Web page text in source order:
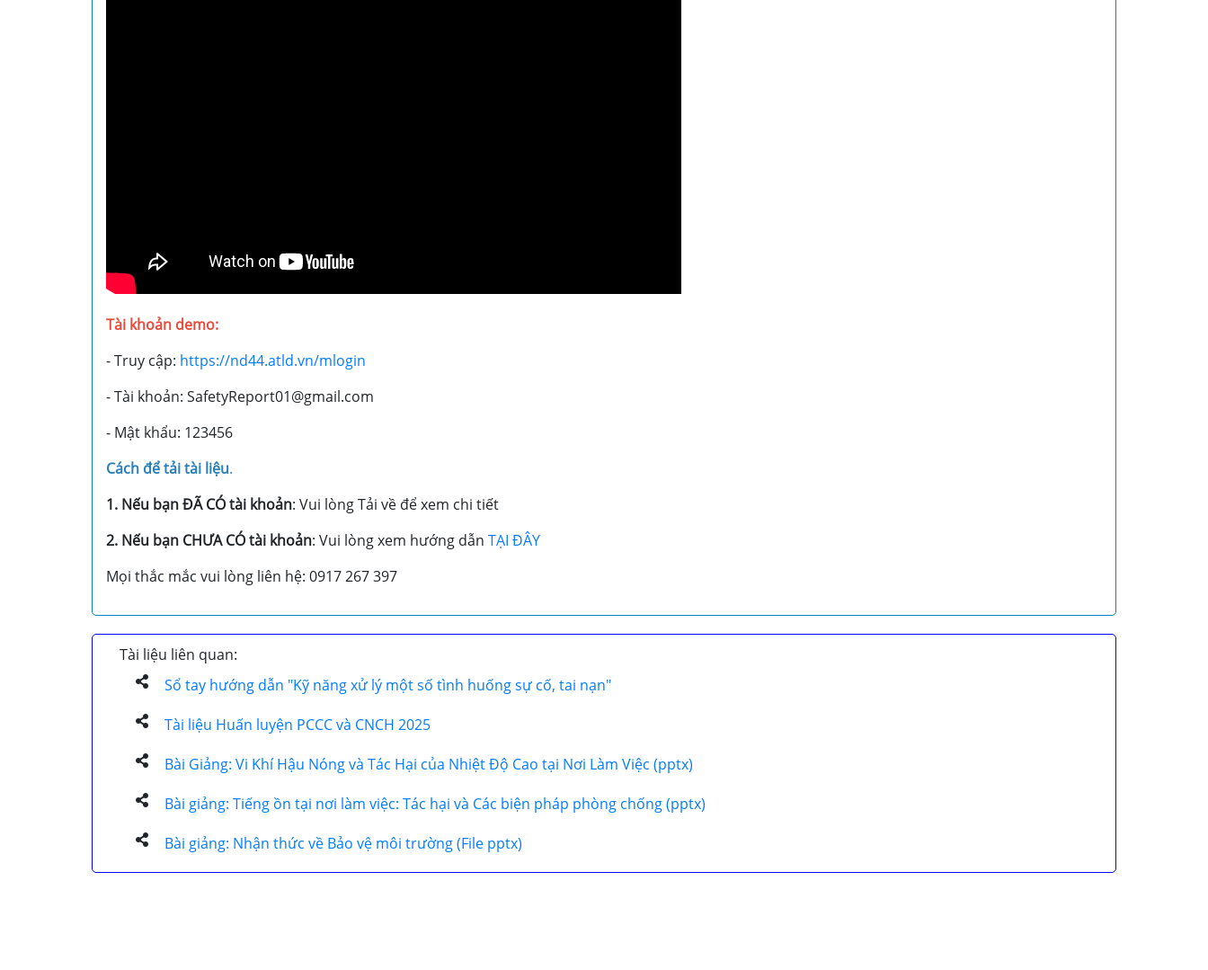
Tài khoản demo:
- Truy cập: https://nd44.atld.vn/mlogin
- Tài khoản: SafetyReport01@gmail.com
- Mật khẩu: 123456
Cách để tải tài liệu.
1. Nếu bạn ĐÃ CÓ tài khoản: Vui lòng Tải về để xem chi tiết
2. Nếu bạn CHƯA CÓ tài khoản: Vui lòng xem hướng dẫn TẠI ĐÂY
Mọi thắc mắc vui lòng liên hệ: 0917 267 397
Tài liệu liên quan:
Sổ tay hướng dẫn "Kỹ năng xử lý một số tình huống sự cố, tai nạn"
Tài liệu Huấn luyện PCCC và CNCH 2025
Bài Giảng: Vi Khí Hậu Nóng và Tác Hại của Nhiệt Độ Cao tại Nơi Làm Việc (pptx)
Bài giảng: Tiếng ồn tại nơi làm việc: Tác hại và Các biện pháp phòng chống (pptx)
Bài giảng: Nhận thức về Bảo vệ môi trường (File pptx)